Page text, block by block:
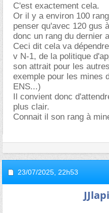
C'est exactement cela.
Or il y a environ 100
penser qu'avec 120 gus
donc un rang du dernier
Ceci dit cela va
v N-1, de la politique
son attrait pour les
exemple pour les mines
ENS...)
Il convient donc
plus clair.
Connait il son rang à
23/07/2025, 22h53